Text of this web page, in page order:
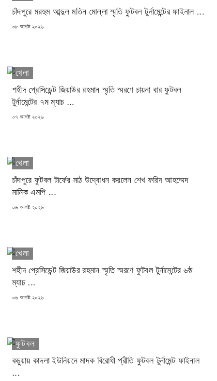
চাঁদপুরে মরহুম আব্দুল মতিন মোল্লা স্মৃতি ফুটবল টুর্নামেন্টের ফাইনাল ...
POSTED
০৮ আগষ্ট ২০২৬
খেলা
শহীদ প্রেসিডেন্ট জিয়াউর রহমান স্মৃতি স্মরণে চায়না বার ফুটবল
টুর্নামেন্টের ৭ম ম্যাচ ...
POSTED
০৭ আগষ্ট ২০২৬
খেলা
চাঁদপুরে ফুটবল টার্ফের মাঠ উদ্বোধন করলেন শেখ ফরিদ আহম্মেদ
মানিক এমপি ...
POSTED
০৬ আগষ্ট ২০২৬
খেলা
শহীদ প্রেসিডেন্ট জিয়াউর রহমান স্মৃতি স্মরণে ফুটবল টুর্নামেন্টের ৬ষ্ঠ
ম্যাচ ...
POSTED
০৬ আগষ্ট ২০২৬
ফুটবল
কচুয়ায় কাদলা ইউনিয়নে মাদক বিরোধী প্রীতি ফুটবল টুর্নামেন্ট ফাইনাল
...